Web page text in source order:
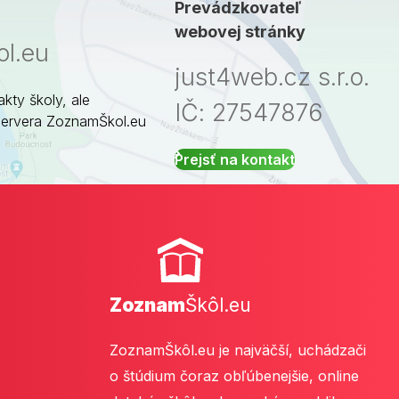
školy, ale
ZoznamŠkol.eu
Prevádzkovateľ
webovej stránky
just4web.cz s.r.o.
IČ: 27547876
Prejsť na kontakt
ZoznamŠkôl.eu
ZoznamŠkôl.eu je najväčší, uchádzači
o štúdium čoraz obľúbenejšie, online